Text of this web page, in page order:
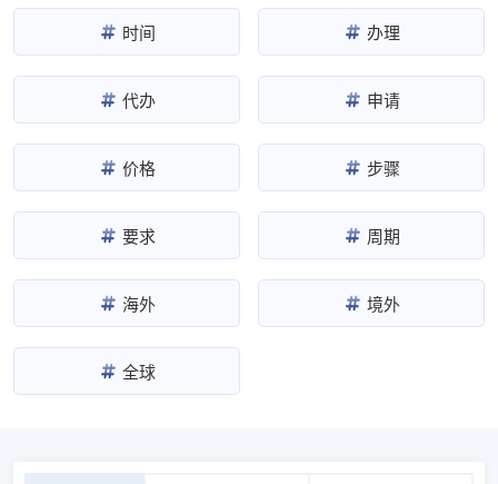
时间 办理
代办 申请
价格 步骤
要求 周期
海外 境外
全球